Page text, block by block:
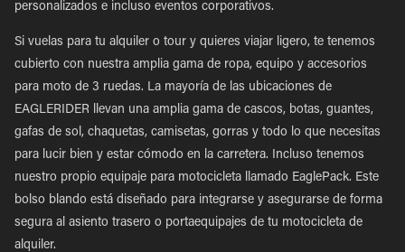
personalizados e incluso eventos corporativos.
Si vuelas para tu alquiler o tour y quieres viajar ligero, te tenemos
cubierto con nuestra amplia gama de ropa, equipo y accesorios
para moto de 3 ruedas. La mayoría de las ubicaciones de
EAGLERIDER llevan una amplia gama de cascos, botas, guantes,
gafas de sol, chaquetas, camisetas, gorras y todo lo que necesitas
para lucir bien y estar cómodo en la carretera. Incluso tenemos
nuestro propio equipaje para motocicleta llamado EaglePack. Este
bolso blando está diseñado para integrarse y asegurarse de forma
segura al asiento trasero o portaequipajes de tu motocicleta de
alquiler.